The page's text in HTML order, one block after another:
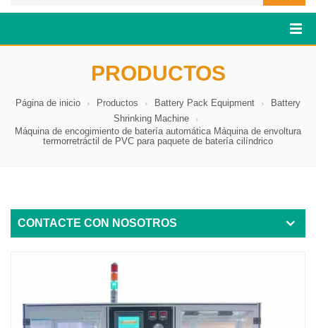
PRODUCTOS
Página de inicio Productos Battery Pack Equipment
Battery
Shrinking Machine
Máquina de encogimiento de batería automática Máquina de envoltura
termorretráctil de PVC para paquete de batería cilíndrico
CONTACTE CON NOSOTROS